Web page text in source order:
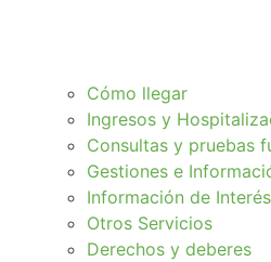
Cómo llegar
Ingresos y
Consultas y pruebas
Gestiones e
Información de
Otros Servicios
Derechos y deberes